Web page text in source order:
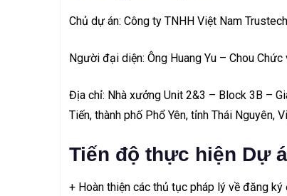
Chủ dự án: Công ty TNHH Việt Nam
Người đại diện: Ông Huang Yu – Chou Chức
Địa chỉ: Nhà xưởng Unit 2&3 – Block 3B –
Tiến, thành phố Phổ Yên, tỉnh Thái Nguyên,
Tiến độ thực hiện Dự
+ Hoàn thiện các thủ tục pháp lý về đăng